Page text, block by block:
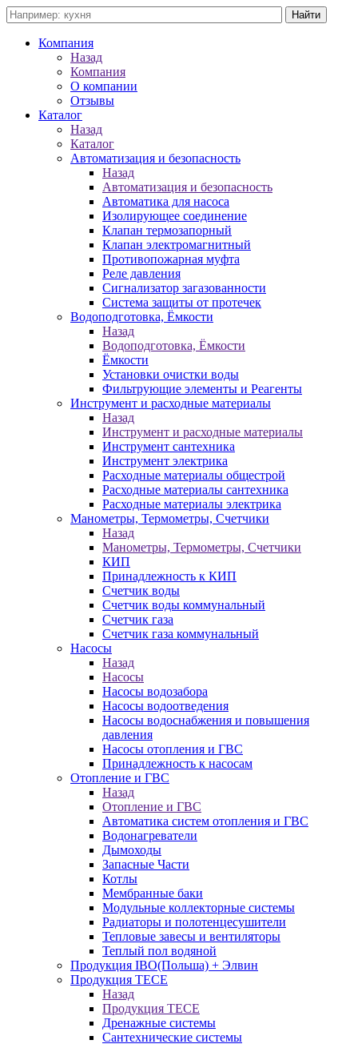
Компания
Назад
Компания
О компании
Отзывы
Каталог
Назад
Каталог
Автоматизация и безопасность
Назад
Автоматизация и безопасность
Автоматика для насоса
Изолирующее соединение
Клапан термозапорный
Клапан электромагнитный
Противопожарная муфта
Реле давления
Сигнализатор загазованности
Система защиты от протечек
Водоподготовка, Ёмкости
Назад
Водоподготовка, Ёмкости
Ёмкости
Установки очистки воды
Фильтрующие элементы и Реагенты
Инструмент и расходные материалы
Назад
Инструмент и расходные материалы
Инструмент сантехника
Инструмент электрика
Расходные материалы общестрой
Расходные материалы сантехника
Расходные материалы электрика
Манометры, Термометры, Счетчики
Назад
Манометры, Термометры, Счетчики
КИП
Принадлежность к КИП
Счетчик воды
Счетчик воды коммунальный
Счетчик газа
Счетчик газа коммунальный
Насосы
Назад
Насосы
Насосы водозабора
Насосы водоотведения
Насосы водоснабжения и повышения
давления
Насосы отопления и ГВС
Принадлежность к насосам
Отопление и ГВС
Назад
Отопление и ГВС
Автоматика систем отопления и ГВС
Водонагреватели
Дымоходы
Запасные Части
Котлы
Мембранные баки
Модульные коллекторные системы
Радиаторы и полотенцесушители
Тепловые завесы и вентиляторы
Теплый пол водяной
Продукция IBO(Польша) + Элвин
Продукция TECE
Назад
Продукция TECE
Дренажные системы
Сантехнические системы